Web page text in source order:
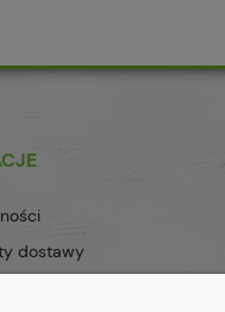
dostawy